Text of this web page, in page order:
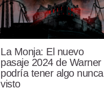
La Monja: El nuevo
pasaje 2024 de Warner
podría tener algo nunca
visto